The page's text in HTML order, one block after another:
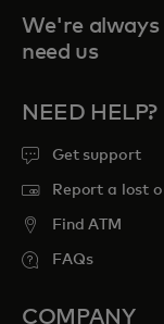
We're always
need us
NEED HELP?
Get support
Report a lost
Find ATM
FAQs
COMPANY